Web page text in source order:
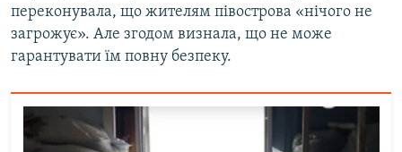
переконувала, що жителям півострова «нічого не
загрожує». Але згодом визнала, що не може
гарантувати їм повну безпеку.